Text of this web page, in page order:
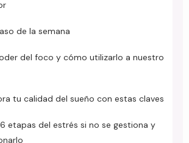
de la semana
del foco y cómo utilizarlo a nuestro
tu calidad del sueño con estas claves
etapas del estrés si no se gestiona y